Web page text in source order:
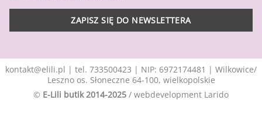
kontakt@elili.pl | tel. 733500423 | NIP: 6972174481 | Wilkowice/
Leszno os. Słoneczne 64-100, wielkopolskie
© E-Lili butik 2014-2025 / webdevelopment Larido